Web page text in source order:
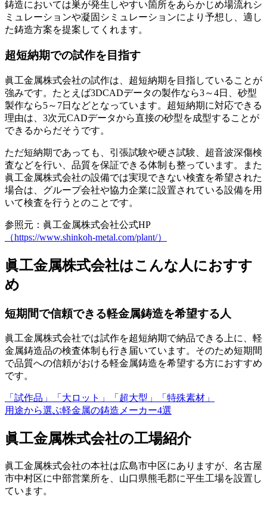
鋳造においては巣が発生しやすい箇所をあらかじめ場流れシ
ミュレーションや凝固シミュレーションにより予想し、適し
た鋳造方案を提案してくれます。
超短納期での試作を目指す
眞工金属株式会社の試作は、超短納期を目指していることが
強みです。たとえば3DCADデータの製作なら3～4日、砂型
製作なら5～7日などとなっています。超短納期に対応できる
理由は、3次元CADデータから直接の砂型を成型することが
できるからだそうです。
ただ短納期であっても、引張試験や硬さ試験、超音波深傷検
査などを行い、品質を保証できる体制も整っています。また
眞工金属株式会社の設備では実現できない検査を希望された
場合は、グループ会社や協力企業に設置されている設備を用
いて検査を行うとのことです。
参照元：眞工金属株式会社公式HP
（https://www.shinkoh-metal.com/plant/）
眞工金属株式会社はこんな人におすす
め
短期間で信頼できる軽金属鋳造を希望する人
眞工金属株式会社では試作を超短納期で納品できる上に、軽
金属鋳造品の検査体制も行き届いています。そのため短期間
で品質への信頼がおける軽金属鋳造を希望する方におすすめ
です。
「試作品」「大ロット」「超大型」「特殊素材」
用途から選ぶ軽金属の鋳造メーカー4選
眞工金属株式会社の工場紹介
眞工金属株式会社の本社は広島市中区にありますが、名古屋
市中村区に中部営業所を、山口県熊毛郡に平生工場を設置し
ています。